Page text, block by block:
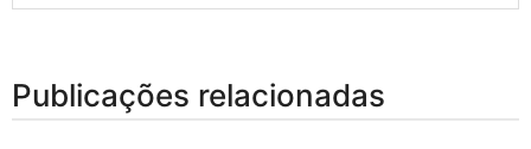
Publicações relacionadas